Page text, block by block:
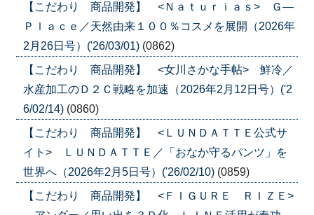
【こだわり 商品開発】 <Ｎａｔｕｒｉａｓ> Ｇ―
Ｐｌａｃｅ／天然由来１００％コスメを展開（2026年
2月26日号）('26/03/01) (0862)
【こだわり 商品開発】 <女川さかな手帖> 鮮冷／
水産加工のＤ２Ｃ戦略を加速（2026年2月12日号）('2
6/02/14) (0860)
【こだわり 商品開発】 <ＬＵＮＤＡＴＴＥ公式サ
イト> ＬＵＮＤＡＴＴＥ／「おなか守るパンツ」を
世界へ（2026年2月5日号）('26/02/10) (0859)
【こだわり 商品開発】 <ＦＩＧＵＲＥ ＲＩＺＥ>